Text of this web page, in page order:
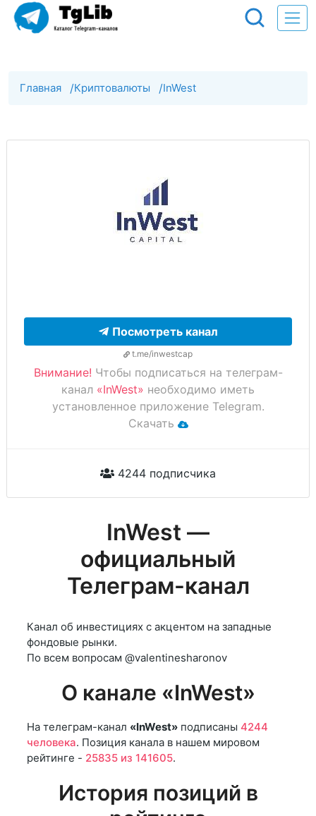
Главная /Криптовалюты /InWest
Посмотреть канал
t.me/inwestcap
Внимание! Чтобы подписаться на телеграм-
канал «InWest» необходимо иметь
установленное приложение Telegram.
Скачать
4244 подписчика
InWest —
официальный
Телеграм-канал
Канал об инвестициях с акцентом на западные
фондовые рынки.
По всем вопросам @valentinesharonov
О канале «InWest»
На телеграм-канал «InWest» подписаны 4244
человека. Позиция канала в нашем мировом
рейтинге - 25835 из 141605.
История позиций в